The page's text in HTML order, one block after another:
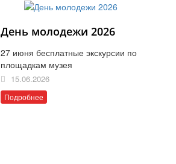
День молодежи 2026
27 июня бесплатные экскурсии по
площадкам музея
15.06.2026
Подробнее